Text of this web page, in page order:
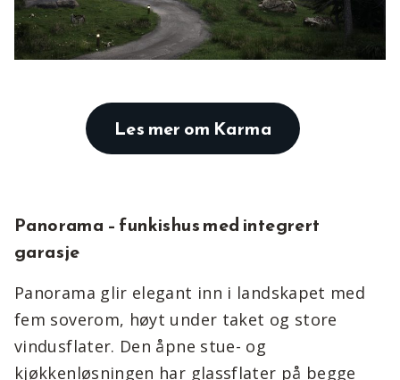
Les mer om Karma
Panorama – funkishus med integrert
garasje
Panorama glir elegant inn i landskapet med
fem soverom, høyt under taket og store
vindusflater. Den åpne stue- og
kjøkkenløsningen har glassflater på begge